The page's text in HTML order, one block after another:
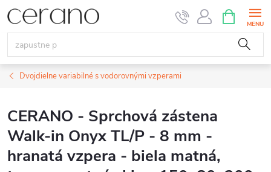
Prejsť
na
obsah
KOŠÍK
Dvojdielne variabilné s vodorovnými vzperami
CERANO - Sprchová zástena
Walk-in Onyx TL/P - 8 mm -
hranatá vzpera - biela matná,